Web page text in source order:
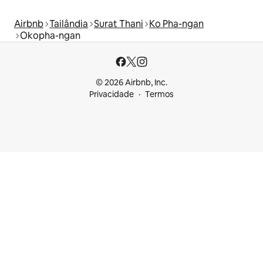
Airbnb Tailândia Surat Thani Ko Pha-ngan
Okopha-ngan
© 2026 Airbnb, Inc.
Privacidade
Termos